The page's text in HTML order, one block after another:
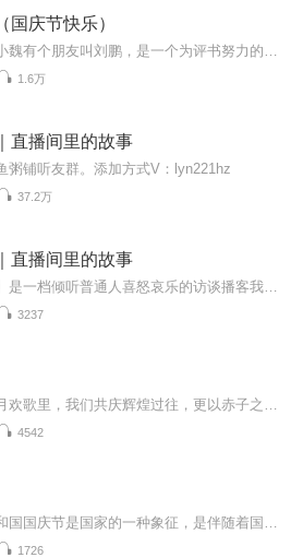
国庆节快乐）
1.6万
直播间里的故事
粥铺听友群。添加方式V：lyn221hz
37.2万
直播间里的故事
3237
4542
1726